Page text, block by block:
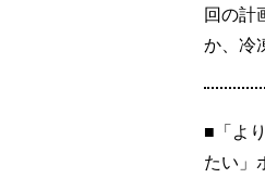
回の計
か、冷
■「よ
たい」